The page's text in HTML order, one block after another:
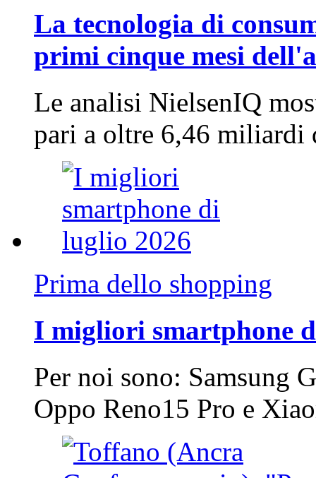
La tecnologia di
primi cinque mesi
Le analisi NielsenIQ
pari a oltre 6,46
Prima dello shopping
I migliori smartphone
Per noi sono: Samsung
Oppo Reno15 Pro e